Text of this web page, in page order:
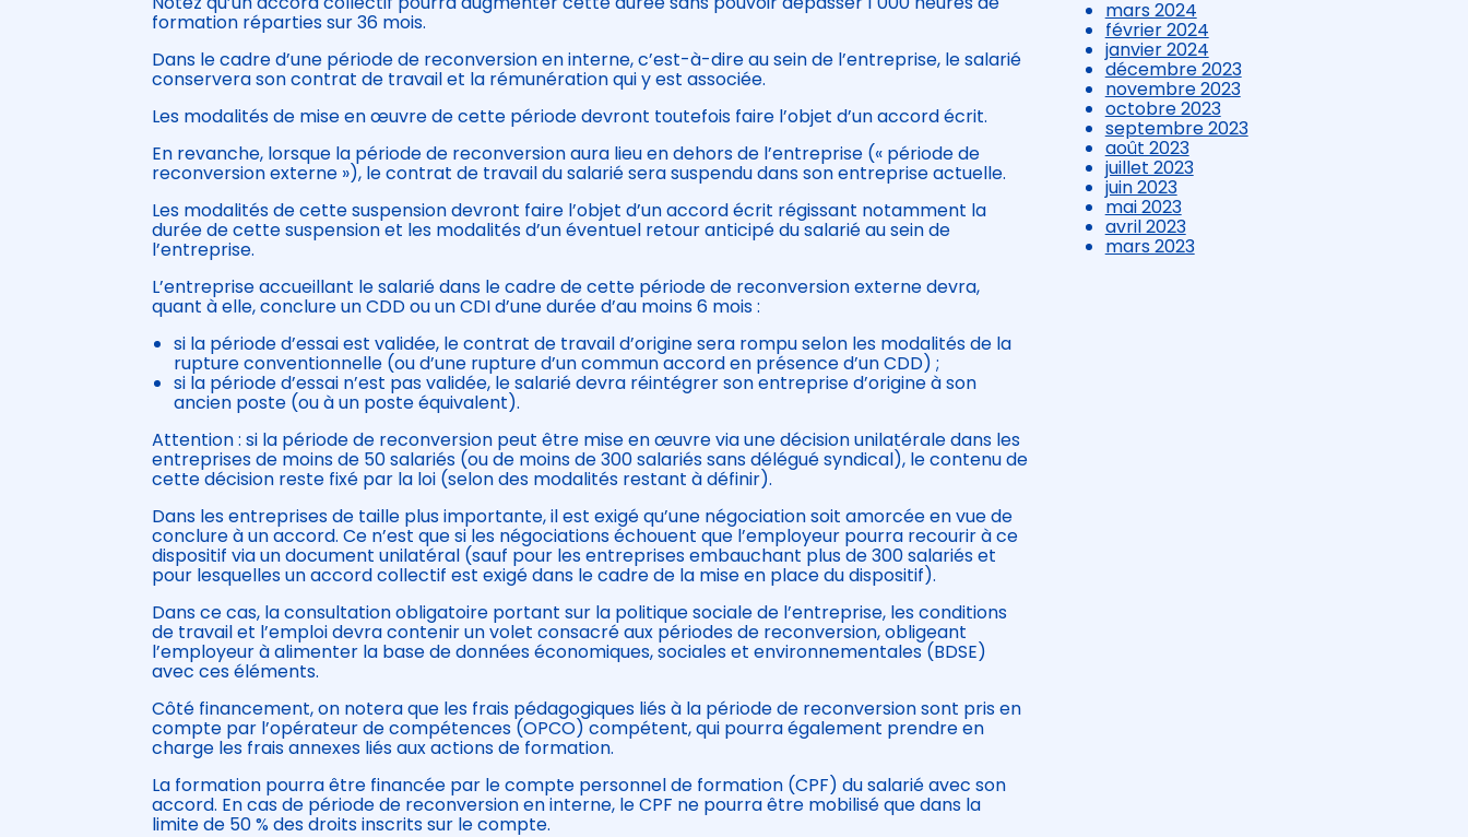
formation réparties sur 36 mois.
Dans le cadre d’une période de reconversion en interne, c’est-à-dire au sein de l’entreprise, le salarié
conservera son contrat de travail et la rémunération qui y est associée.
Les modalités de mise en œuvre de cette période devront toutefois faire l’objet d’un accord écrit.
En revanche, lorsque la période de reconversion aura lieu en dehors de l’entreprise (« période de
reconversion externe »), le contrat de travail du salarié sera suspendu dans son entreprise actuelle.
Les modalités de cette suspension devront faire l’objet d’un accord écrit régissant notamment la
durée de cette suspension et les modalités d’un éventuel retour anticipé du salarié au sein de
l’entreprise.
L’entreprise accueillant le salarié dans le cadre de cette période de reconversion externe devra,
quant à elle, conclure un CDD ou un CDI d’une durée d’au moins 6 mois :
si la période d’essai est validée, le contrat de travail d’origine sera rompu selon les modalités de la
rupture conventionnelle (ou d’une rupture d’un commun accord en présence d’un CDD) ;
si la période d’essai n’est pas validée, le salarié devra réintégrer son entreprise d’origine à son
ancien poste (ou à un poste équivalent).
Attention : si la période de reconversion peut être mise en œuvre via une décision unilatérale dans les
entreprises de moins de 50 salariés (ou de moins de 300 salariés sans délégué syndical), le contenu de
cette décision reste fixé par la loi (selon des modalités restant à définir).
Dans les entreprises de taille plus importante, il est exigé qu’une négociation soit amorcée en vue de
conclure à un accord. Ce n’est que si les négociations échouent que l’employeur pourra recourir à ce
dispositif via un document unilatéral (sauf pour les entreprises embauchant plus de 300 salariés et
pour lesquelles un accord collectif est exigé dans le cadre de la mise en place du dispositif).
Dans ce cas, la consultation obligatoire portant sur la politique sociale de l’entreprise, les conditions
de travail et l’emploi devra contenir un volet consacré aux périodes de reconversion, obligeant
l’employeur à alimenter la base de données économiques, sociales et environnementales (BDSE)
avec ces éléments.
Côté financement, on notera que les frais pédagogiques liés à la période de reconversion sont pris en
compte par l’opérateur de compétences (OPCO) compétent, qui pourra également prendre en
charge les frais annexes liés aux actions de formation.
La formation pourra être financée par le compte personnel de formation (CPF) du salarié avec son
accord. En cas de période de reconversion en interne, le CPF ne pourra être mobilisé que dans la
limite de 50 % des droits inscrits sur le compte.
mars 2024
février 2024
janvier 2024
décembre 2023
novembre 2023
octobre 2023
septembre 2023
août 2023
juillet 2023
juin 2023
mai 2023
avril 2023
mars 2023